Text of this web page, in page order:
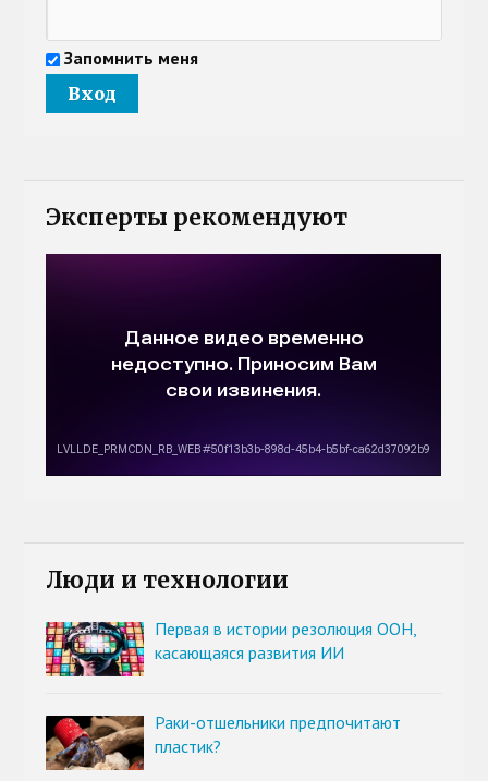
Запомнить меня
Эксперты рекомендуют
Люди и технологии
Первая в истории резолюция ООН,
касающаяся развития ИИ
Раки-отшельники предпочитают
пластик?